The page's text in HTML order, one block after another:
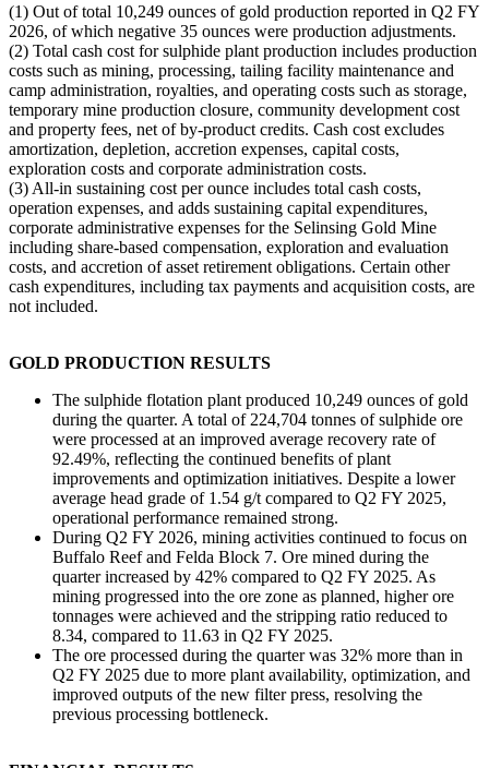
(1) Out of total 10,249 ounces of gold production reported in Q2 FY
2026, of which negative 35 ounces were production adjustments.
(2) Total cash cost for sulphide plant production includes production
costs such as mining, processing, tailing facility maintenance and
camp administration, royalties, and operating costs such as storage,
temporary mine production closure, community development cost
and property fees, net of by-product credits. Cash cost excludes
amortization, depletion, accretion expenses, capital costs,
exploration costs and corporate administration costs.
(3) All-in sustaining cost per ounce includes total cash costs,
operation expenses, and adds sustaining capital expenditures,
corporate administrative expenses for the Selinsing Gold Mine
including share-based compensation, exploration and evaluation
costs, and accretion of asset retirement obligations. Certain other
cash expenditures, including tax payments and acquisition costs, are
not included.
GOLD PRODUCTION RESULTS
The sulphide flotation plant produced 10,249 ounces of gold
during the quarter. A total of 224,704 tonnes of sulphide ore
were processed at an improved average recovery rate of
92.49%, reflecting the continued benefits of plant
improvements and optimization initiatives. Despite a lower
average head grade of 1.54 g/t compared to Q2 FY 2025,
operational performance remained strong.
During Q2 FY 2026, mining activities continued to focus on
Buffalo Reef and Felda Block 7. Ore mined during the
quarter increased by 42% compared to Q2 FY 2025. As
mining progressed into the ore zone as planned, higher ore
tonnages were achieved and the stripping ratio reduced to
8.34, compared to 11.63 in Q2 FY 2025.
The ore processed during the quarter was 32% more than in
Q2 FY 2025 due to more plant availability, optimization, and
improved outputs of the new filter press, resolving the
previous processing bottleneck.